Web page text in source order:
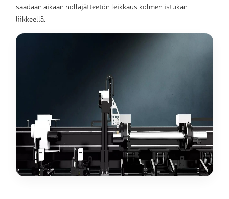
saadaan aikaan nollajätteetön leikkaus kolmen istukan
liikkeellä.